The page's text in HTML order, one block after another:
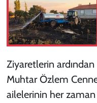
Ziyaretlerin
Muhtar Özlem
ailelerinin her